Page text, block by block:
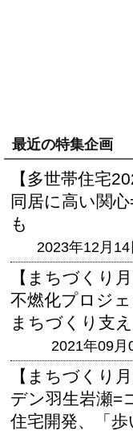
最近の特集企画
【多世帯住宅
同居に高い関
も
2023年12月14
【まちづくり
不燃化プロジ
まちづくり支
2021年09月
【まちづくり
デン羽生岩瀬=
住宅開発、「